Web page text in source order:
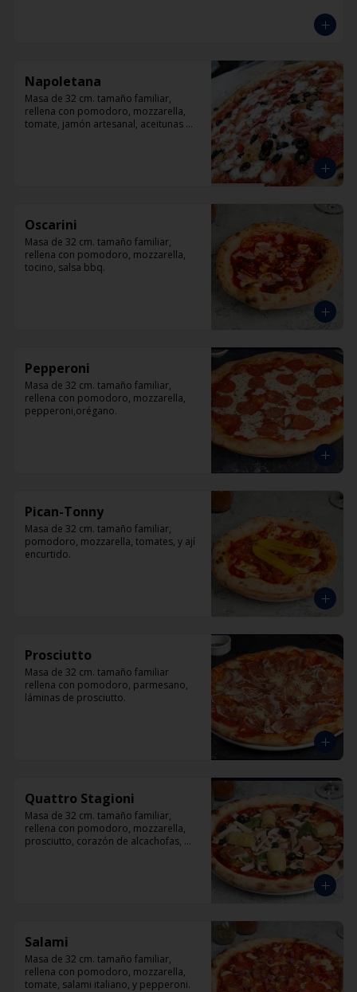
Napoletana
Masa de 32 cm. tamaño familiar,
rellena con pomodoro, mozzarella,
tomate, jamón artesanal, aceitunas
Oscarini
Masa de 32 cm. tamaño familiar,
rellena con pomodoro, mozzarella,
tocino, salsa bbq.
Pepperoni
Masa de 32 cm. tamaño familiar,
rellena con pomodoro, mozzarella,
pepperoni,orégano.
Pican-Tonny
Masa de 32 cm. tamaño familiar,
pomodoro, mozzarella, tomates, y ají
encurtido.
Prosciutto
Masa de 32 cm. tamaño familiar
rellena con pomodoro, parmesano,
láminas de prosciutto.
Quattro Stagioni
Masa de 32 cm. tamaño familiar,
rellena con pomodoro, mozzarella,
prosciutto, corazón de alcachofas,
Salami
Masa de 32 cm. tamaño familiar,
rellena con pomodoro, mozzarella,
tomate, salami italiano, y pepperoni.